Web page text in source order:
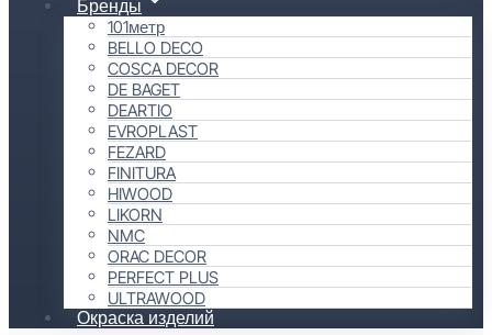
Бренды
101метр
BELLO DECO
COSCA DECOR
DE BAGET
DEARTIO
EVROPLAST
FEZARD
FINITURA
HIWOOD
LIKORN
NMC
ORAC DECOR
PERFECT PLUS
ULTRAWOOD
Окраска изделий